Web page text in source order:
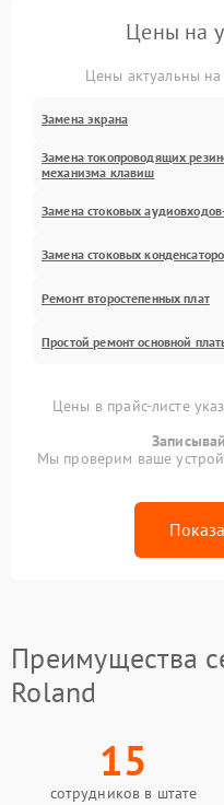
Цены на
Цены актуальны
Замена экрана
Замена токопроводящих
механизма клавиш
Замена стоковых
Замена стоковых
Ремонт второстепенных плат
Простой ремонт основной
Цены в прайс-листе
Мы проверим ваше
Преимущества
Roland
15
сотрудников в штате